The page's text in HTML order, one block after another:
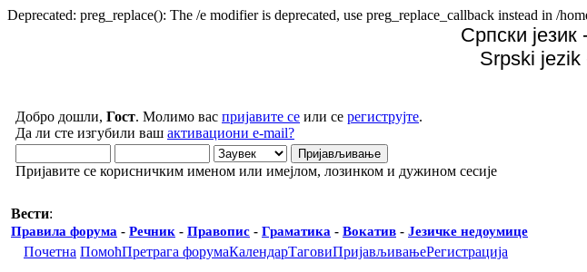
Deprecated: preg_replace(): The /e modifier is deprecated, use preg_replace_callback instead in /
Српски
Srpski jezik
Добро дошли, Гост. Молимо вас пријавите се или се региструјте.
Да ли сте изгубили ваш активациони e-mail?
Пријавите се корисничким именом или имејлом, лозинком и дужином сесије
Вести:
Правила форума - Речник - Правопис - Граматика - Вокатив - Језичке недоумице
Почетна ПомоћПретрага форумаКалендарТаговиПријављивањеРегистрација